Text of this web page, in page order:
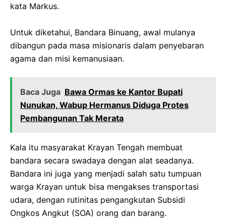
kata Markus.
Untuk diketahui, Bandara Binuang, awal mulanya
dibangun pada masa misionaris dalam penyebaran
agama dan misi kemanusiaan.
Baca Juga Bawa Ormas ke Kantor Bupati
Nunukan, Wabup Hermanus Diduga Protes
Pembangunan Tak Merata
Kala itu masyarakat Krayan Tengah membuat
bandara secara swadaya dengan alat seadanya.
Bandara ini juga yang menjadi salah satu tumpuan
warga Krayan untuk bisa mengakses transportasi
udara, dengan rutinitas pengangkutan Subsidi
Ongkos Angkut (SOA) orang dan barang.